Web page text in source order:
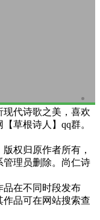
代诗歌之美，喜欢
草根诗人】qq群。
权归原作者所有，
管理员删除。尚仁诗
品在不同时段发布
作品可在网站搜索查